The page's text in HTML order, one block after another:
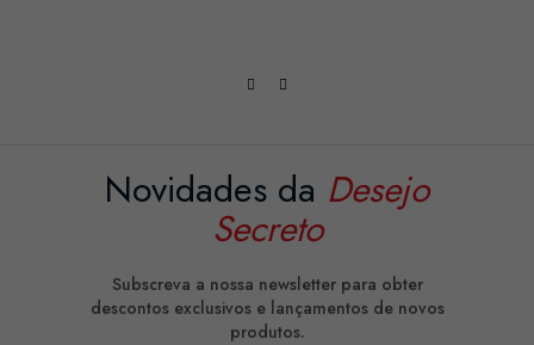
Novidades da Desejo
Secreto
Subscreva a nossa newsletter para obter
descontos exclusivos e lançamentos de novos
produtos.